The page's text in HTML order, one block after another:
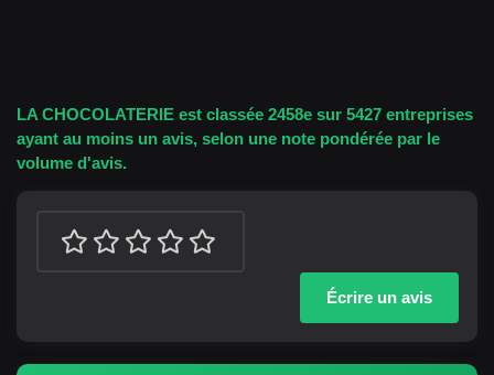
LA CHOCOLATERIE est classée 2458e sur 5427 entreprises
ayant au moins un avis, selon une note pondérée par le
volume d'avis.
Écrire un avis